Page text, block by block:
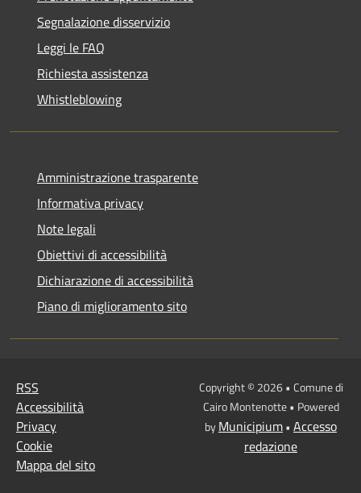
Segnalazione disservizio
Leggi le FAQ
Richiesta assistenza
Whistleblowing
Amministrazione trasparente
Informativa privacy
Note legali
Obiettivi di accessibilità
Dichiarazione di accessibilità
Piano di miglioramento sito
RSS
Accessibilità
Privacy
Cookie
Mappa del sito
Copyright © 2026 • Comune di
Cairo Montenotte • Powered
byMunicipium• Accesso
redazione